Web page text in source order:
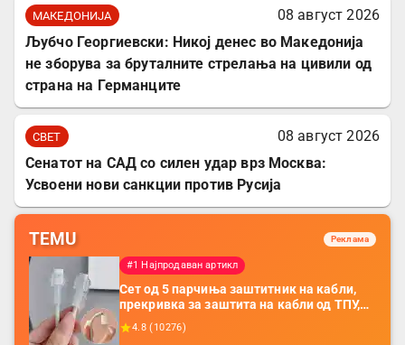
МАКЕДОНИЈА
08 август 2026
Љубчо Георгиевски: Никој денес во Македонија
не зборува за бруталните стрелања на цивили од
страна на Германците
СВЕТ
08 август 2026
Сенатот на САД со силен удар врз Москва:
Усвоени нови санкции против Русија
TEMU Реклама
#1 Најпродаван артикл
Сет од 5 парчиња заштитник на кабли,
прекривка за заштита на кабли од ТПУ,
додатоци за заштита на кабли, без
батерија, за мобилни телефони, комплет
4.8 ( 10276)